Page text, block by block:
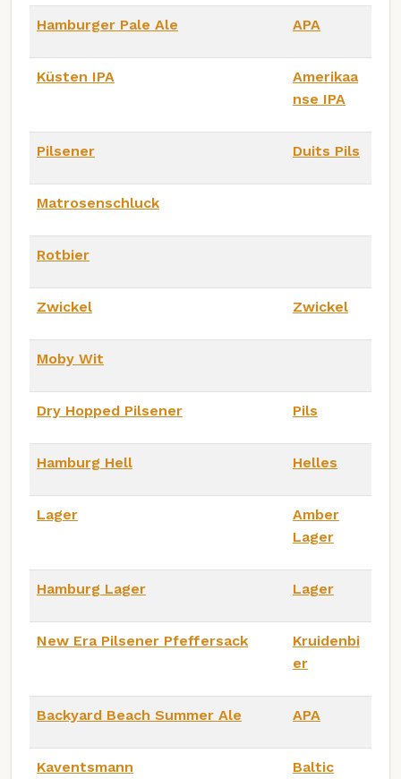
Hamburger Pale Ale APA
Küsten IPA
Amerikaa
nse IPA
Pilsener Duits Pils
Matrosenschluck
Rotbier
Zwickel Zwickel
Moby Wit
Dry Hopped Pilsener Pils
Hamburg Hell Helles
Lager
Amber
Lager
Hamburg Lager Lager
New Era Pilsener Pfeffersack
Kruidenbi
er
Backyard Beach Summer Ale APA
Kaventsmann
Baltic